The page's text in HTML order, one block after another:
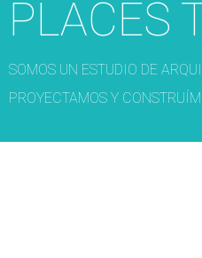
PLACES
SOMOS UN ESTUDIO DE
PROYECTAMOS Y